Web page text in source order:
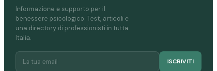
Informazione e supporto per il
benessere psicologico. Test, articoli e
una directory di professionisti in tutta
Italia.
ISCRIVITI